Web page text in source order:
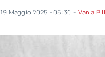
19 Maggio 2025 - 05:30 - Vania